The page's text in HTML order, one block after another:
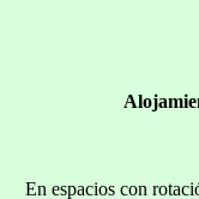
En espacios con